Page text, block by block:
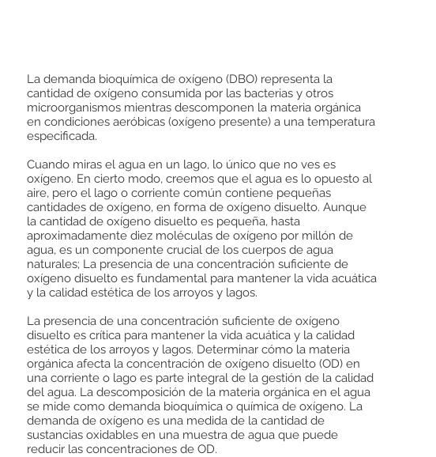
La demanda bioquímica de oxígeno (DBO) representa la
cantidad de oxígeno consumida por las bacterias y otros
microorganismos mientras descomponen la materia orgánica
en condiciones aeróbicas (oxígeno presente) a una temperatura
especificada.
Cuando miras el agua en un lago, lo único que no ves es
oxígeno. En cierto modo, creemos que el agua es lo opuesto al
aire, pero el lago o corriente común contiene pequeñas
cantidades de oxígeno, en forma de oxígeno disuelto. Aunque
la cantidad de oxígeno disuelto es pequeña, hasta
aproximadamente diez moléculas de oxígeno por millón de
agua, es un componente crucial de los cuerpos de agua
naturales; La presencia de una concentración suficiente de
oxígeno disuelto es fundamental para mantener la vida acuática
y la calidad estética de los arroyos y lagos.
La presencia de una concentración suficiente de oxígeno
disuelto es crítica para mantener la vida acuática y la calidad
estética de los arroyos y lagos. Determinar cómo la materia
orgánica afecta la concentración de oxígeno disuelto (OD) en
una corriente o lago es parte integral de la gestión de la calidad
del agua. La descomposición de la materia orgánica en el agua
se mide como demanda bioquímica o química de oxígeno. La
demanda de oxígeno es una medida de la cantidad de
sustancias oxidables en una muestra de agua que puede
reducir las concentraciones de OD.